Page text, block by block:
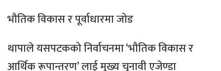
भौतिक विकास र पूर्वाधारमा जोड
थापाले यसपटकको निर्वाचनमा ‘भौतिक विकास र
आर्थिक रूपान्तरण’ लाई मुख्य चुनावी एजेण्डा